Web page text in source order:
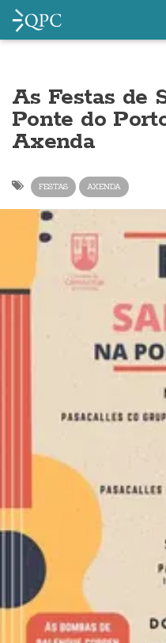
As Festas de
Ponte do
Axenda
FESTAS AXENDA